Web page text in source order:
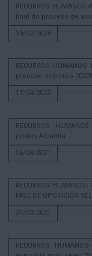
RECURSOS
final do proceso de
19/02/2024
RECURSOS
proceso selectivo
17/04/2023
RECURSOS
postos Alcaldía
16/04/2021
RECURSOS HUMANOS-
FASE DE OPOSICIÓN
24/03/2021
RECURSOS